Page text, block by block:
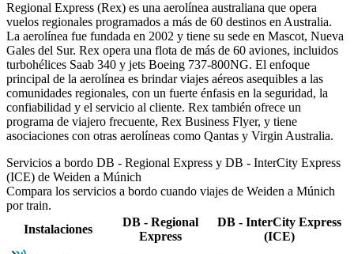
Regional Express (Rex) es una aerolínea australiana que opera
vuelos regionales programados a más de 60 destinos en Australia.
La aerolínea fue fundada en 2002 y tiene su sede en Mascot, Nueva
Gales del Sur. Rex opera una flota de más de 60 aviones, incluidos
turbohélices Saab 340 y jets Boeing 737-800NG. El enfoque
principal de la aerolínea es brindar viajes aéreos asequibles a las
comunidades regionales, con un fuerte énfasis en la seguridad, la
confiabilidad y el servicio al cliente. Rex también ofrece un
programa de viajero frecuente, Rex Business Flyer, y tiene
asociaciones con otras aerolíneas como Qantas y Virgin Australia.
Servicios a bordo DB - Regional Express y DB - InterCity Express
(ICE) de Weiden a Múnich
Compara los servicios a bordo cuando viajes de Weiden a Múnich
por train.
Instalaciones
DB - Regional
Express
DB - InterCity Express
(ICE)